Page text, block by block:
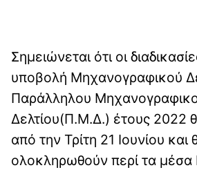
Σημειώνεται ότι οι
υποβολή Μηχανογραφικού
Παράλληλου
Δελτίου(Π.Μ.Δ.) έτους 2022
από την Τρίτη 21 Ιουνίου και
ολοκληρωθούν περί τα μέσα